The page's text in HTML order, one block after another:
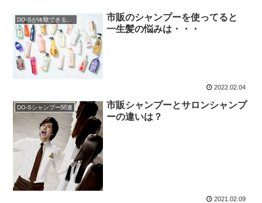
市販のシャンプーを使ってると
一生髪の悩みは・・・
2022.02.04
DO-Sシャンプー関連
市販シャンプーとサロンシャンプ
ーの違いは？
2021.02.09